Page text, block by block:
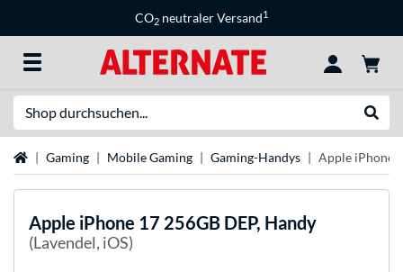
CO2 neutraler Versand1
StartseiteGaming Mobile Gaming Gaming-Handys Apple iPhone
Apple iPhone 17 256GB DEP, Handy
(Lavendel, iOS)